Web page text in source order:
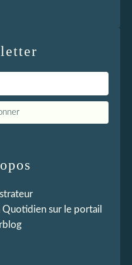
Quotidiensur le portail